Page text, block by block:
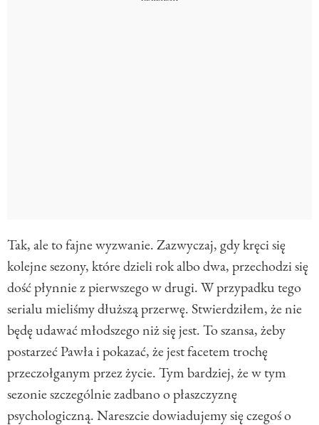
Tak, ale to fajne wyzwanie. Zazwyczaj, gdy kręci się
kolejne sezony, które dzieli rok albo dwa, przechodzi się
dość płynnie z pierwszego w drugi. W przypadku tego
serialu mieliśmy dłuższą przerwę. Stwierdziłem, że nie
będę udawać młodszego niż się jest. To szansa, żeby
postarzeć Pawła i pokazać, że jest facetem trochę
przeczołganym przez życie. Tym bardziej, że w tym
sezonie szczególnie zadbano o płaszczyznę
psychologiczną. Nareszcie dowiadujemy się czegoś o